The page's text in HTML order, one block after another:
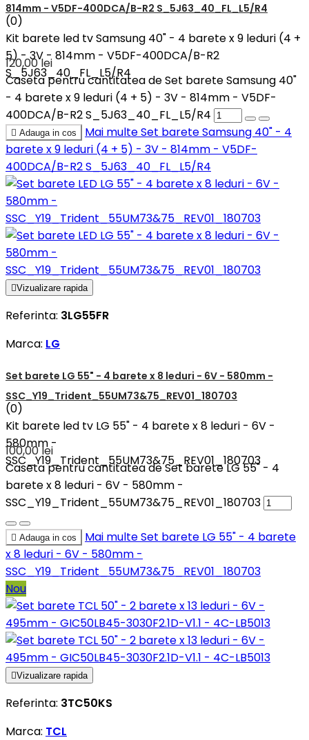
814mm - V5DF-400DCA/B-R2 S_5J63_40_FL_L5/R4
(0)
Kit barete led tv Samsung 40" - 4 barete x 9 leduri (4 +
5) - 3V - 814mm - V5DF-400DCA/B-R2
S_5J63_40_FL_L5/R4
120,00 lei
Caseta pentru cantitatea de Set barete Samsung 40"
- 4 barete x 9 leduri (4 + 5) - 3V - 814mm - V5DF-
400DCA/B-R2 S_5J63_40_FL_L5/R4
 Adauga in cos Mai multeSet barete Samsung 40" - 4
barete x 9 leduri (4 + 5) - 3V - 814mm - V5DF-
400DCA/B-R2 S_5J63_40_FL_L5/R4
Vizualizare rapida
Referinta: 3LG55FR
Marca: LG
Set barete LG 55" - 4 barete x 8 leduri - 6V - 580mm -
SSC_Y19_Trident_55UM73&75_REV01_180703
(0)
Kit barete led tv LG 55" - 4 barete x 8 leduri - 6V -
580mm -
SSC_Y19_Trident_55UM73&75_REV01_180703
100,00 lei
Caseta pentru cantitatea de Set barete LG 55" - 4
barete x 8 leduri - 6V - 580mm -
SSC_Y19_Trident_55UM73&75_REV01_180703
 Adauga in cos Mai multeSet barete LG 55" - 4 barete
x 8 leduri - 6V - 580mm -
SSC_Y19_Trident_55UM73&75_REV01_180703
Nou
Vizualizare rapida
Referinta: 3TC50KS
Marca: TCL